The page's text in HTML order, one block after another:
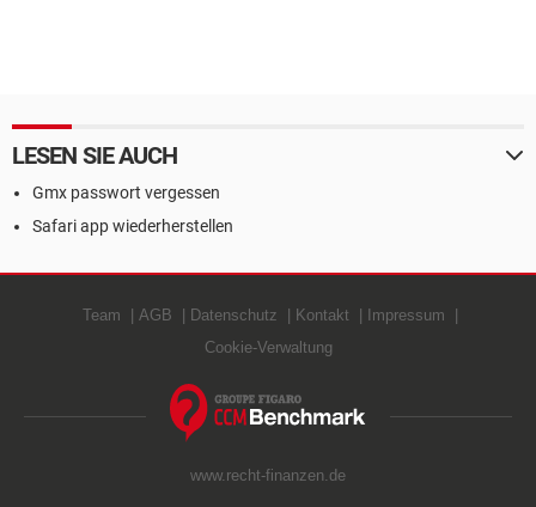
LESEN SIE AUCH
Gmx passwort vergessen
Safari app wiederherstellen
Team AGB Datenschutz Kontakt
Impressum
Cookie-Verwaltung
www.recht-finanzen.de